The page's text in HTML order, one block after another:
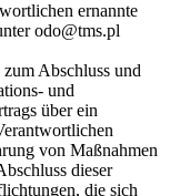
ernannte
odo@tms.pl
Abschluss und
und
über ein
von Maßnahmen
dieser
die sich